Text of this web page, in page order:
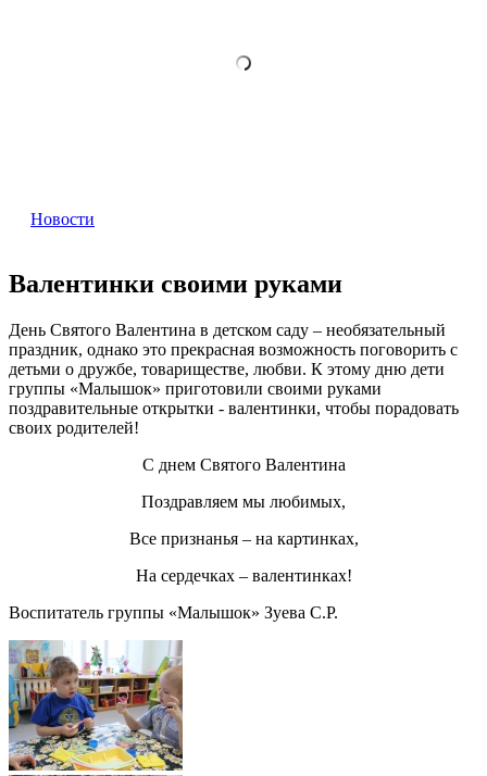
Новости
Валентинки своими руками
День Святого Валентина в детском саду – необязательный
праздник, однако это прекрасная возможность поговорить с
детьми о дружбе, товариществе, любви. К этому дню дети
группы «Малышок» приготовили своими руками
поздравительные открытки - валентинки, чтобы порадовать
своих родителей!
С днем Святого Валентина
Поздравляем мы любимых,
Все признанья – на картинках,
На сердечках – валентинках!
Воспитатель группы «Малышок» Зуева С.Р.